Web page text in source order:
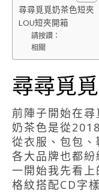
尋尋覓覓奶茶色短夾
LOU短夾開箱
請按讚：
相關
尋尋覓
前陣子開始在
奶茶色是從
從衣服、包包
各大品牌也都
一開始我先看
格紋搭配CD字